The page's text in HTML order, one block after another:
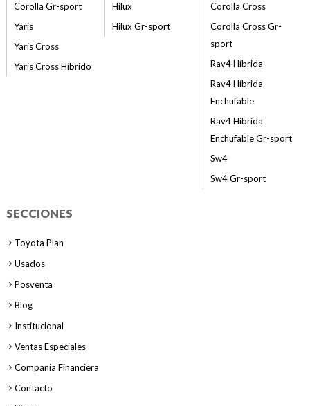
Corolla Gr-sport
Yaris
Yaris Cross
Yaris Cross Híbrido
Hilux
Hilux Gr-sport
Corolla Cross
Corolla Cross Gr-
sport
Rav4 Híbrida
Rav4 Híbrida
Enchufable
Rav4 Híbrida
Enchufable Gr-sport
Sw4
Sw4 Gr-sport
SECCIONES
Toyota Plan
Usados
Posventa
Blog
Institucional
Ventas Especiales
Compania Financiera
Contacto